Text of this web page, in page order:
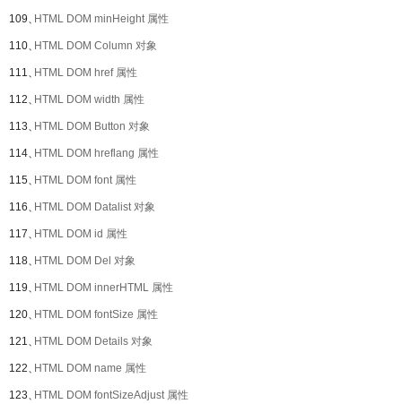
109、HTML DOM minHeight 属性
110、HTML DOM Column 对象
111、HTML DOM href 属性
112、HTML DOM width 属性
113、HTML DOM Button 对象
114、HTML DOM hreflang 属性
115、HTML DOM font 属性
116、HTML DOM Datalist 对象
117、HTML DOM id 属性
118、HTML DOM Del 对象
119、HTML DOM innerHTML 属性
120、HTML DOM fontSize 属性
121、HTML DOM Details 对象
122、HTML DOM name 属性
123、HTML DOM fontSizeAdjust 属性